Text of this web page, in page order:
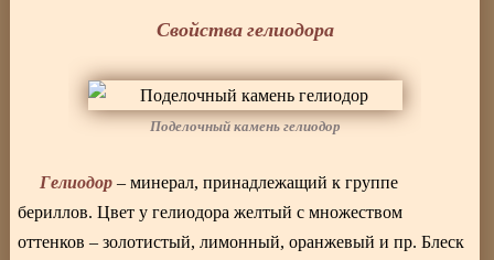
Свойства гелиодора
Поделочный камень гелиодор
Гелиодор – минерал, принадлежащий к группе
бериллов. Цвет у гелиодора желтый с множеством
оттенков – золотистый, лимонный, оранжевый и пр. Блеск